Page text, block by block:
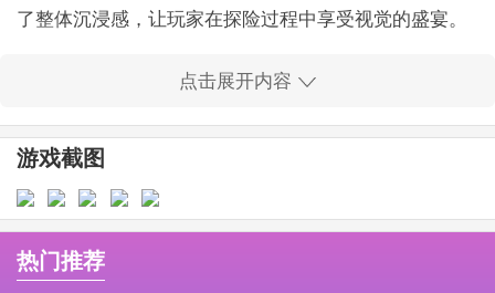
了整体沉浸感，让玩家在探险过程中享受视觉的盛宴。
的技能来应对复杂的战斗场景，考验玩家的战术思维。
提供多样的探索内容，玩家可以在全新的地牢中经历激
烈的战斗和无数的冒险，帮助角色成长与进步。
精彩的免费内容，游戏中的许多资源和道具都可以免费
获取，带来真正的“白嫖”体验。
轻松的操作方式，玩家通过简单的触控和虚拟摇杆进行
点击展开内容
游戏截图
热门推荐